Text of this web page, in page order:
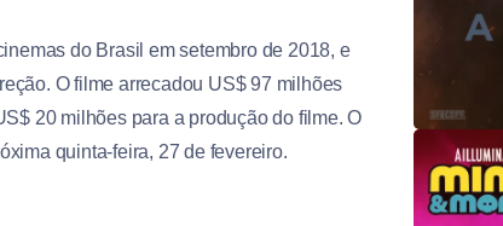
do Brasil em setembro de 2018, e
O filme arrecadou US$ 97 milhões
20 milhões para a produção do filme. O
quinta-feira, 27 de fevereiro.